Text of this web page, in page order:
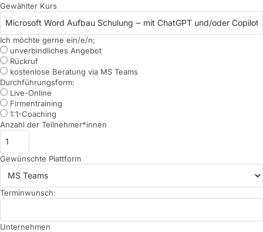
Gewählter Kurs
Ich möchte gerne ein/e/n;
unverbindliches Angebot
Rückruf
kostenlose Beratung via MS Teams
Durchführungsform:
Live-Online
Firmentraining
1:1-Coaching
Anzahl der Teilnehmer*innen
Gewünschte Plattform
Terminwunsch:
Unternehmen